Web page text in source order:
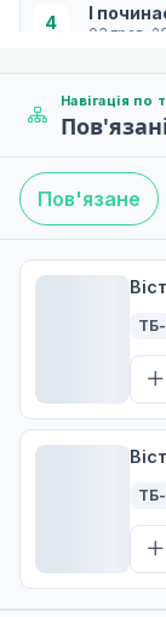
4 І
03 трав.
День
6
Він
24 трав.
Вчення
Навігація по
Пов'язане
ТБ-
ТБ-